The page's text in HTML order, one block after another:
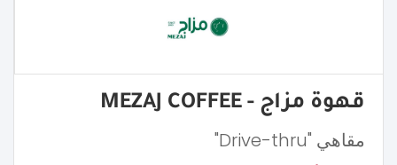
قهوة مزاج - MEZAJ COFFEE
مقاهي "Drive-thru"